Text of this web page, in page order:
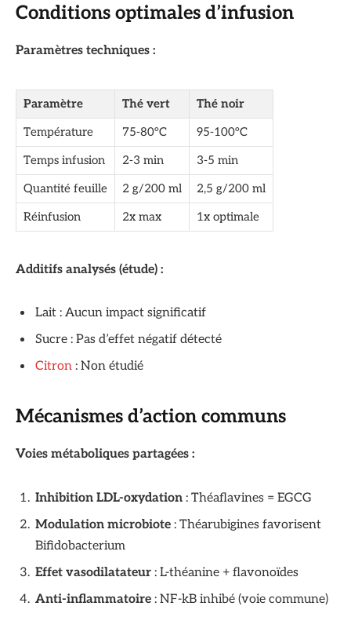
Conditions optimales d’infusion
Paramètres techniques :
Paramètre Thé vert
Thé noir
Température
75-80°C
95-100°C
Temps infusion
2-3 min
3-5 min
Quantité feuille
2 g/200 ml
2,5 g/200 ml
Réinfusion
2x max 1x optimale
Additifs analysés (étude) :
Lait : Aucun impact significatif
Sucre : Pas d’effet négatif détecté
Citron : Non étudié
Mécanismes d’action communs
Voies métaboliques partagées :
Inhibition LDL-oxydation : Théaflavines = EGCG
Modulation microbiote : Théarubigines favorisent
Bifidobacterium
Effet vasodilatateur : L-théanine + flavonoïdes
Anti-inflammatoire : NF-kB inhibé (voie commune)